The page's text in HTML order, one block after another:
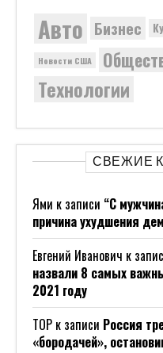
Авто Бизнес
Новости США
Технологии
СВЕЖИЕ
Ями к записи “С
причина ухудшения
Евгений Иванович к
назвали 8 самых
2021 году
ТОР к записи Россия
«бородачей»,